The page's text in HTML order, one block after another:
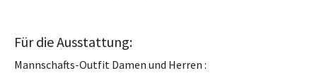
Für die Ausstattung:
Mannschafts-Outfit Damen und Herren :